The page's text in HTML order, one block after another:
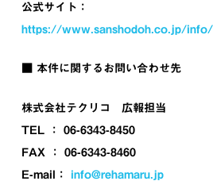
公式サイト：
https://www.sanshodoh.co.jp/info/
■ 本件に関するお問い合わせ先
株式会社テクリコ 広報担当
TEL ： 06-6343-8450
FAX ： 06-6343-8460
E-mail： info@rehamaru.jp